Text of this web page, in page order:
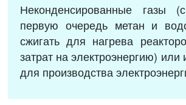
Неконденсированные газы
первую очередь метан и
сжигать для нагрева
затрат на электроэнергию) или
для производства